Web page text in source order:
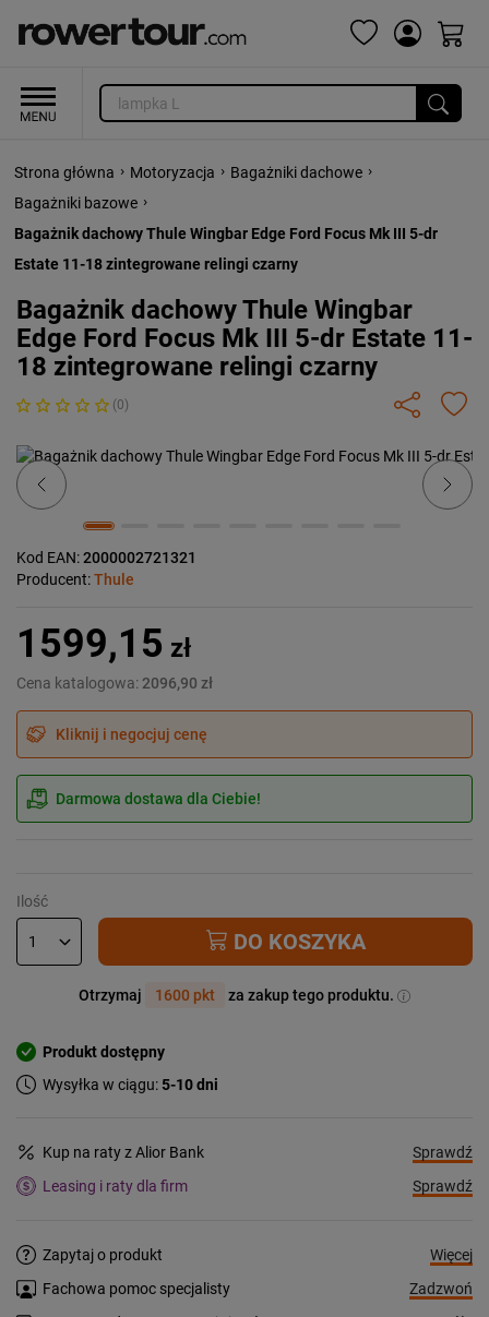
Strona główna › Motoryzacja › Bagażniki dachowe ›
Bagażniki bazowe ›
Bagażnik dachowy Thule Wingbar Edge Ford Focus Mk III 5-dr
Estate 11-18 zintegrowane relingi czarny
Bagażnik dachowy Thule Wingbar
Edge Ford Focus Mk III 5-dr Estate 11-
18 zintegrowane relingi czarny
(0)
Previous Next
Kod EAN:2000002721321
Producent:Thule
1599,15 zł
Cena katalogowa: 2096,90 zł
Kliknij i negocjuj cenę
Darmowa dostawa dla Ciebie!
Ilość
DO KOSZYKA
Otrzymaj 1600 pkt za zakup tego produktu.
Produkt dostępny
Wysyłka w ciągu:5-10 dni
Kup na raty z Alior Bank
Sprawdź
Leasing i raty dla firm
Sprawdź
Zapytaj o produkt
Więcej
Fachowa pomoc specjalisty
Zadzwoń